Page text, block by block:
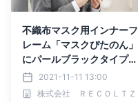
不織布マスク用インナーフ
レーム「マスクぴたのん」
にパールブラックタイプが
登場2021-11-11 13:00
株式会社 ＲＥＣＯＬＴＺ